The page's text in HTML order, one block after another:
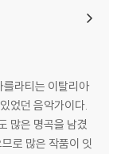
를라티는 이탈리아
었던 음악가이다.
많은 명곡을 남겼
로 많은 작품이 잇